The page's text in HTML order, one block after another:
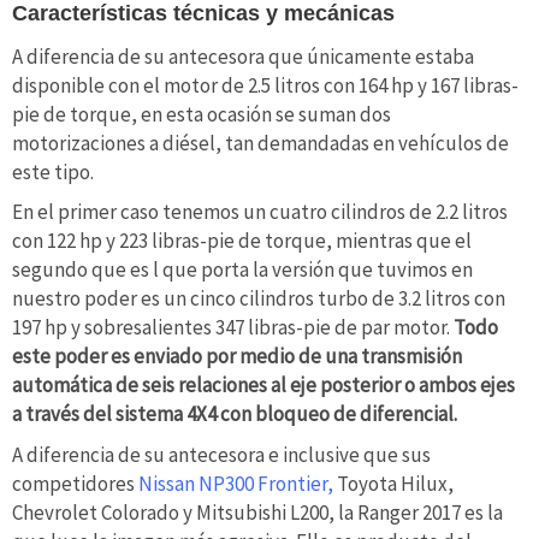
Características técnicas y mecánicas
A diferencia de su antecesora que únicamente estaba
disponible con el motor de 2.5 litros con 164 hp y 167 libras-
pie de torque, en esta ocasión se suman dos
motorizaciones a diésel, tan demandadas en vehículos de
este tipo.
En el primer caso tenemos un cuatro cilindros de 2.2 litros
con 122 hp y 223 libras-pie de torque, mientras que el
segundo que es l que porta la versión que tuvimos en
nuestro poder es un cinco cilindros turbo de 3.2 litros con
197 hp y sobresalientes 347 libras-pie de par motor. Todo
este poder es enviado por medio de una transmisión
automática de seis relaciones al eje posterior o ambos ejes
a través del sistema 4X4 con bloqueo de diferencial.
A diferencia de su antecesora e inclusive que sus
competidores Nissan NP300 Frontier, Toyota Hilux,
Chevrolet Colorado y Mitsubishi L200, la Ranger 2017 es la